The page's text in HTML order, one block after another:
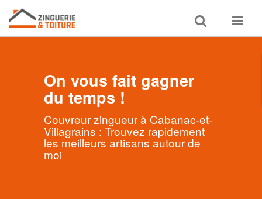
Toggle
search
Toggle
On vous fait gagner
du temps !
Couvreur zingueur à Cabanac-et-
Villagrains : Trouvez rapidement
les meilleurs artisans autour de
moi